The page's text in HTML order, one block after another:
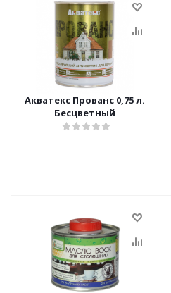
Акватекс Прованс 0,75 л.
Бесцветный